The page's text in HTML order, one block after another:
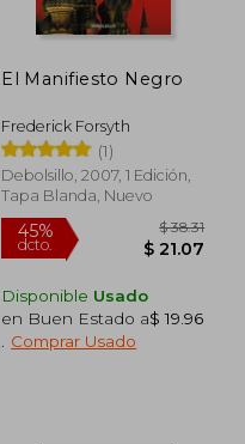
El Manifiesto Negro
Frederick Forsyth
(1)
Debolsillo, 2007, 1 Edición,
Tapa Blanda, Nuevo
Disponible Usado
en Buen Estado a$ 19.96
Comprar Usado